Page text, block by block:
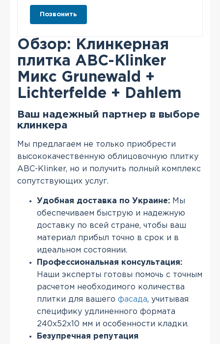
Позвонить
Обзор: Клинкерная
плитка АВС-Klinker
Микс Grunewald +
Lichterfelde + Dahlem
Ваш надежный партнер в выборе
клинкера
Мы предлагаем не только приобрести
высококачественную облицовочную плитку
ABC-Klinker, но и получить полный комплекс
сопутствующих услуг.
Удобная доставка по Украине: Мы
обеспечиваем быструю и надежную
доставку по всей стране, чтобы ваш
материал прибыл точно в срок и в
идеальном состоянии.
Профессиональная консультация:
Наши эксперты готовы помочь с точным
расчетом необходимого количества
плитки для вашего фасада, учитывая
специфику удлиненного формата
240x52x10 мм и особенности кладки.
Безупречная репутация